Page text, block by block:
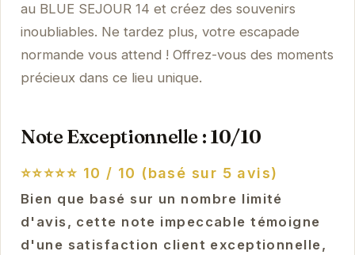
au BLUE SEJOUR 14 et créez des souvenirs
inoubliables. Ne tardez plus, votre escapade
normande vous attend ! Offrez-vous des moments
précieux dans ce lieu unique.
Note Exceptionnelle : 10/10
⭐⭐⭐⭐⭐ 10 / 10 (basé sur 5 avis)
Bien que basé sur un nombre limité
d'avis, cette note impeccable témoigne
d'une satisfaction client exceptionnelle,